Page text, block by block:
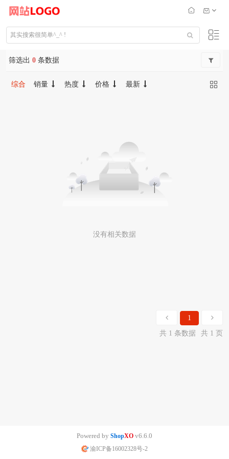
筛选出 0 条数据
综合 销量 热度 价格 最新
没有相关数据
1
共 1 条数据
共 1 页
Powered by ShopXO v6.6.0
渝ICP备16002328号-2